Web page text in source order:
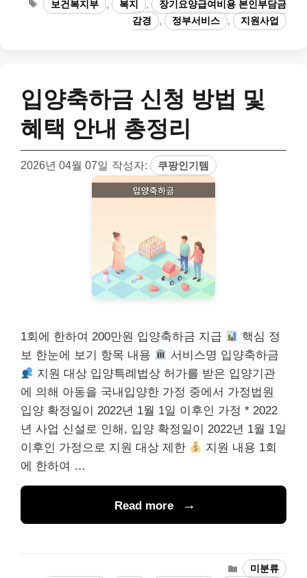
고
리
태
그
보건복지부 복지
장기요양급여비용 본인부담금
감경
정부서비스 지원사업
입양축하금 신청 방법 및
혜택 안내 총정리
2026년 04월 07일 작성자: 쿠팡인기템
1회에 한하여 200만원 입양축하금 지급
핵심 정
보 한눈에 보기 항목 내용
서비스명 입양축하금
지원 대상 입양특례법상 허가를 받은 입양기관
에 의해 아동을 국내입양한 가정 중에서 가정법원
입양 확정일이 2022년 1월 1일 이후인 가정 * 2022
년 사업 신설로 인해, 입양 확정일이 2022년 1월 1일
이후인 가정으로 지원 대상 제한
지원 내용 1회
에 한하여 …
Read more
카 미분류